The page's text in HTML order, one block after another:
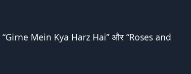
“Girne Mein Kya Harz Hai” और “Roses and